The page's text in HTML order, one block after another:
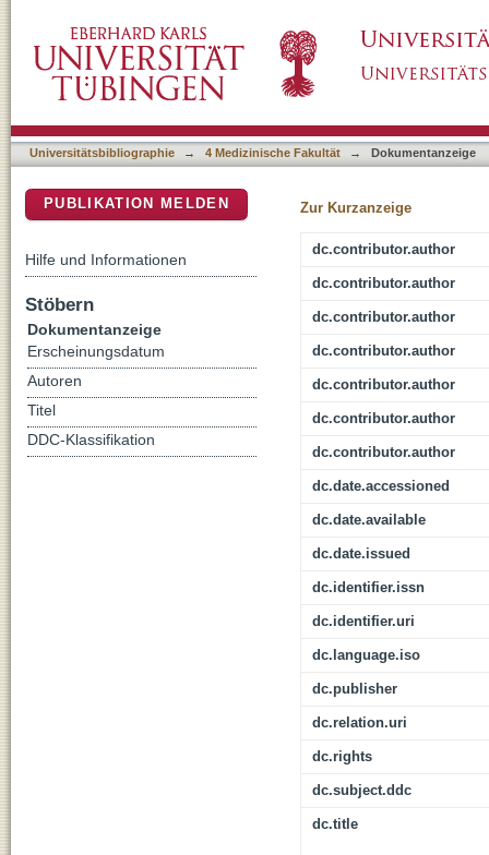
Universitätsbibliographie → 4 Medizinische Fakultät → Dokumentanzeige
Zur Kurzanzeige
dc.contributor.author
dc.contributor.author
dc.contributor.author
dc.contributor.author
dc.contributor.author
dc.contributor.author
dc.contributor.author
dc.date.accessioned
dc.date.available
dc.date.issued
dc.identifier.issn
dc.identifier.uri
dc.language.iso
dc.publisher
dc.relation.uri
dc.rights
dc.subject.ddc
dc.title
PUBLIKATION MELDEN
Hilfe und Informationen
Stöbern
Dokumentanzeige
Erscheinungsdatum
Autoren
Titel
DDC-Klassifikation